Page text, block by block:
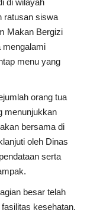
ratusan siswa
Makan Bergizi
mengalami
menu yang
orang tua
menunjukkan
bersama di
oleh Dinas
serta
besar telah
kesehatan.